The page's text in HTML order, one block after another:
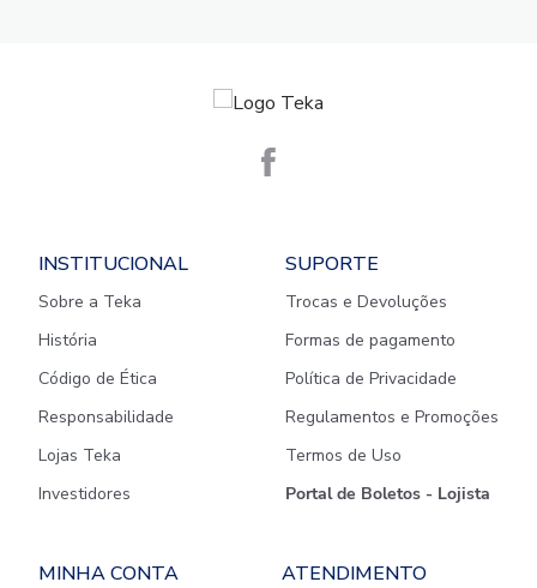
INSTITUCIONAL
Sobre a Teka
História
Código de Ética
Responsabilidade
Lojas Teka
Investidores
SUPORTE
Trocas e Devoluções
Formas de pagamento
Política de Privacidade
Regulamentos e Promoções
Termos de Uso
Portal de Boletos - Lojista
MINHA CONTA ATENDIMENTO